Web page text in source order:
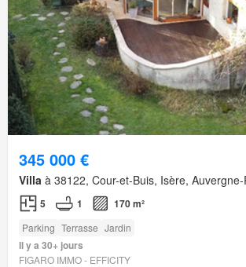
345 000 €
Villa à 38122, Cour-et-Buis, Isère,
5 1 170 m²
Parking Terrasse Jardin
Il y a 30+ jours
FIGARO IMMO - EFFICITY